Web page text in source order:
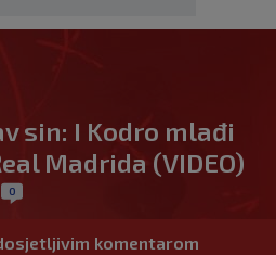
sin: I Kodro mlađi
Madrida (VIDEO)
0
komentarom